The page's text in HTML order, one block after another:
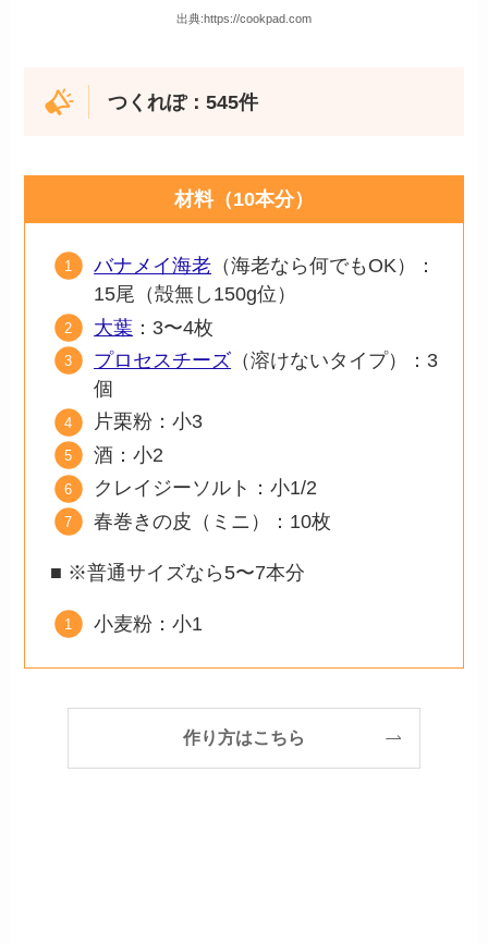
出典:https://cookpad.com
つくれぽ：545件
材料（10本分）
バナメイ海老 （海老なら何でもOK）：
15尾（殻無し150g位）
大葉 ：3〜4枚
プロセスチーズ （溶けないタイプ）：3
個
片栗粉：小3
酒：小2
クレイジーソルト：小1/2
春巻きの皮（ミニ）：10枚
■ ※普通サイズなら5〜7本分
小麦粉：小1
作り方はこちら